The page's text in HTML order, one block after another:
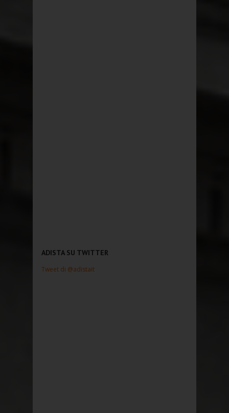
ADISTA SU TWITTER
Tweet di @adistait